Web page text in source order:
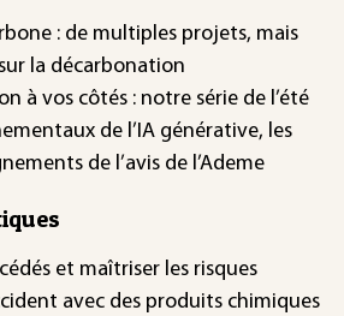
: de multiples projets, mais
la décarbonation
à vos côtés : notre série de l’été
de l’IA générative, les
de l’avis de l’Ademe
et maîtriser les risques
avec des produits chimiques